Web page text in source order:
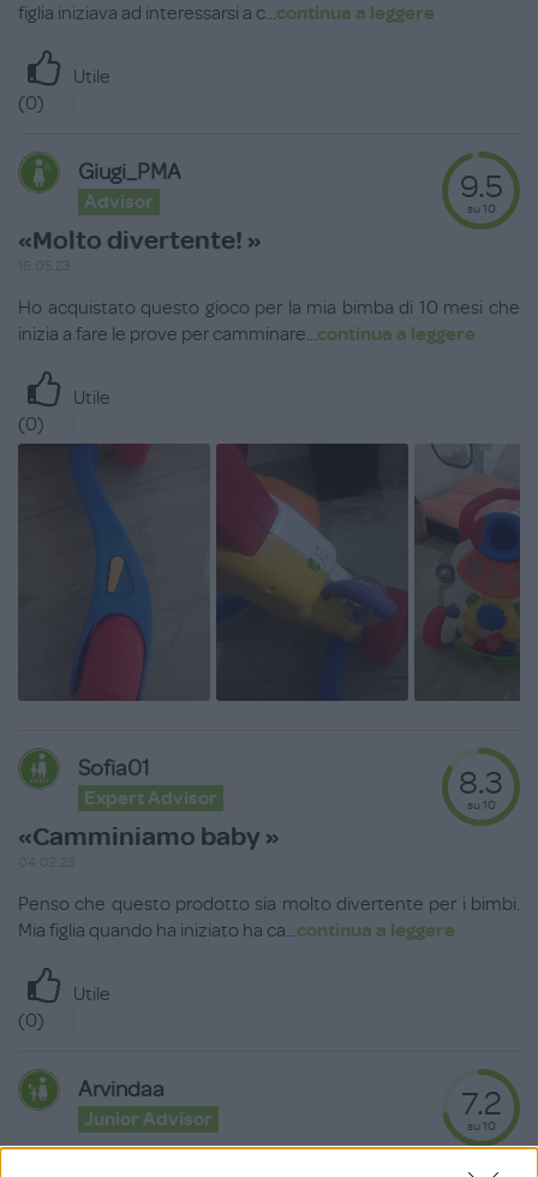
figlia iniziava ad interessarsi a c...continua a leggere
Utile
(0)
Giugi_PMA
Advisor
«Molto divertente! »
9.5
su 10
Ho acquistato questo gioco per la mia bimba di 10 mesi che
inizia a fare le prove per camminare...continua a leggere
Utile
(0)
Sofia01
Expert Advisor
«Camminiamo baby »
8.3
su 10
Penso che questo prodotto sia molto divertente per i bimbi.
Mia figlia quando ha iniziato ha ca...continua a leggere
Utile
(0)
Arvindaa
Junior Advisor
«Perplessa»
7.2
su 10